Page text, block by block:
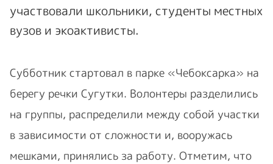
участвовали школьники, студенты местных
вузов и экоактивисты.
Субботник стартовал в парке «Чебоксарка» на
берегу речки Сугутки. Волонтеры разделились
на группы, распределили между собой участки
в зависимости от сложности и, вооружась
мешками, принялись за работу. Отметим, что